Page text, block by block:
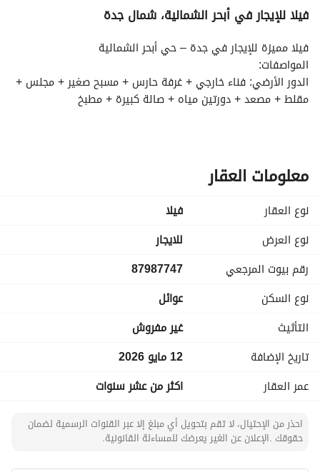
الإعلان الاماكن القريبة
فيلا للإيجار في أبحر الشمالية، شمال جدة
فيلا مميزة للإيجار في جدة – حي أبحر الشمالية
المواصفات:
مقلط + مصعد + دورتين مياه + صالة كبيرة + مطبخ
الإيجار:
90 ألف ريال سنويًا على دفعتين
85 ألف ريال سنويًا دفعة واحدة
معلومات العقار
نوع العقار
فیلا
نوع العرض
للايجار
رقم بيوت المرجعي
87987747
نوع السكن
عوائل
التأثيث
غير مفروش
تاريخ الإضافة
12 مايو 2026
عمر العقار
اكثر من عشر سنوات
احذر من الإحتيال، لا تقم بتحويل أي مبلغ إلا عبر القنوات الرسمية لضمان
حقوقك .الإعلان عن الغير يعرضك للمساءلة القانونية.